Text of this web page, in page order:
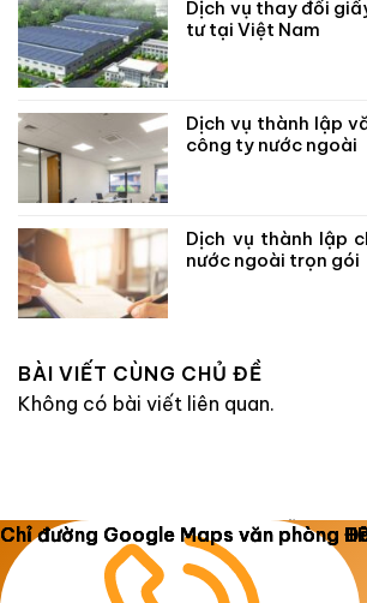
Dịch vụ thay đổi
tư tại Việt Nam
Dịch vụ thành lập
công ty nước ngoài
Dịch vụ thành lập
nước ngoài trọn gói
BÀI VIẾT CÙNG CHỦ ĐỀ
Không có bài viết liên quan.
Copyright 2026 © Luật